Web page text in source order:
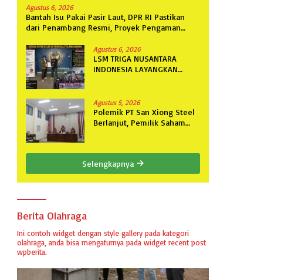
Agustus 6, 2026
Bantah Isu Pakai Pasir Laut, DPR RI Pastikan
dari Penambang Resmi, Proyek Pengaman
Agustus 6, 2026
LSM TRIGA NUSANTARA
INDONESIA LAYANGKAN
KELAS IIB MENGGALA TERKAIT
PERMOHONAN INFORMASI
PUBLIK
Agustus 5, 2026
Polemik PT San Xiong Steel
Berlanjut, Pemilik Saham
Karang
Selengkapnya
Berita Olahraga
Ini contoh widget dengan style gallery pada kategori
olahraga, anda bisa mengaturnya pada widget recent post
wpberita.